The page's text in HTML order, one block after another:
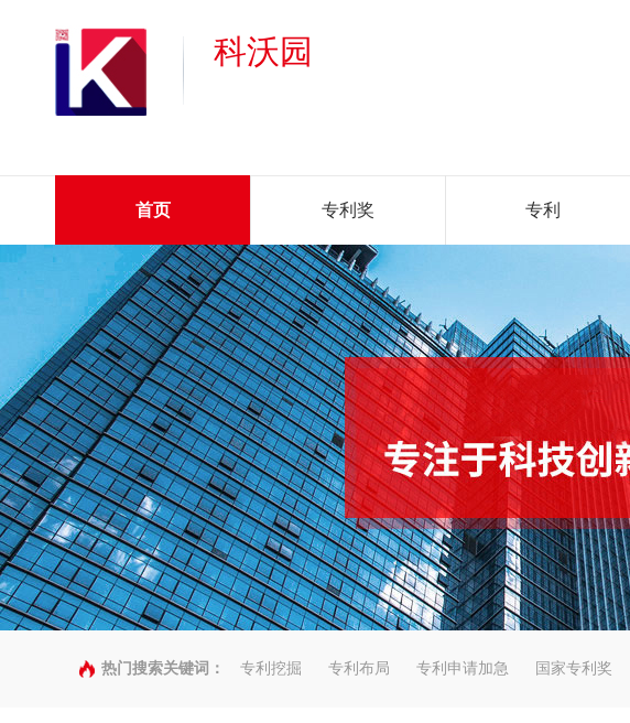
科沃园
首页 专利奖 专利
热门搜索关键词： 专利挖掘 专利布局 专利申请加急 国家专利奖